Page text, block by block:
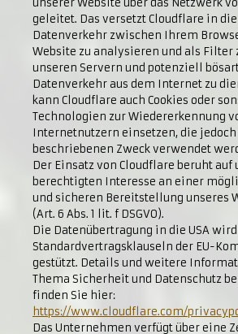
unserer Website über das Netzwerk
geleitet. Das versetzt Cloudflare in die
Datenverkehr zwischen Ihrem
Website zu analysieren und als Filter
unseren Servern und potenziell
Datenverkehr aus dem Internet zu
kann Cloudflare auch Cookies oder
Technologien zur Wiedererkennung
Internetnutzern einsetzen, die
beschriebenen Zweck verwendet
Der Einsatz von Cloudflare beruht auf
berechtigten Interesse an einer
und sicheren Bereitstellung unseres
(Art. 6 Abs. 1 lit. f DSGVO).
Die Datenübertragung in die USA
Standardvertragsklauseln der EU-
gestützt. Details und weitere
Thema Sicherheit und Datenschutz
finden Sie hier:
https://www.cloudflare.com/
Das Unternehmen verfügt über eine